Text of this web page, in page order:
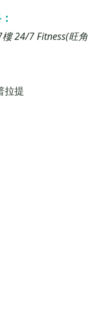
24/7 Fitness(旺角
拉提